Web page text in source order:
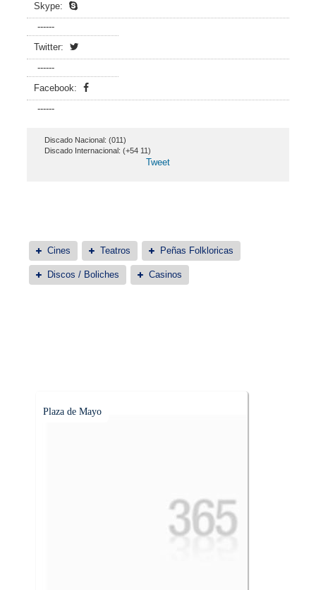
Skype:
------
Twitter:
------
Facebook:
------
Discado Nacional: (011)
Discado Internacional: (+54 11)
Tweet
Cines Teatros Peñas Folkloricas
Discos / Boliches Casinos
Plaza de Mayo